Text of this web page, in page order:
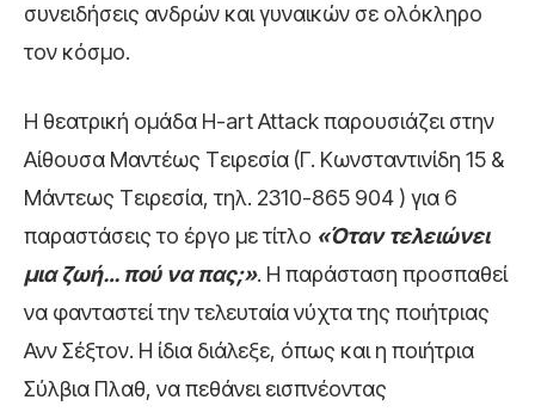
συνειδήσεις ανδρών και γυναικών σε ολόκληρο
τον κόσμο.
Η θεατρική ομάδα H-art Attack παρουσιάζει στην
Αίθουσα Μαντέως Τειρεσία (Γ. Κωνσταντινίδη 15 &
Μάντεως Τειρεσία, τηλ. 2310-865 904 ) για 6
παραστάσεις το έργο με τίτλο «Όταν τελειώνει
μια ζωή… πού να πας;». Η παράσταση προσπαθεί
να φανταστεί την τελευταία νύχτα της ποιήτριας
Ανν Σέξτον. Η ίδια διάλεξε, όπως και η ποιήτρια
Σύλβια Πλαθ, να πεθάνει εισπνέοντας